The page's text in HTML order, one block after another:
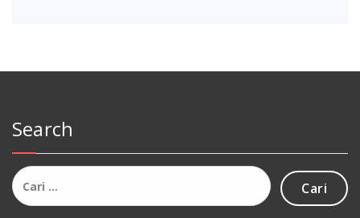
Search
Cari
untuk: